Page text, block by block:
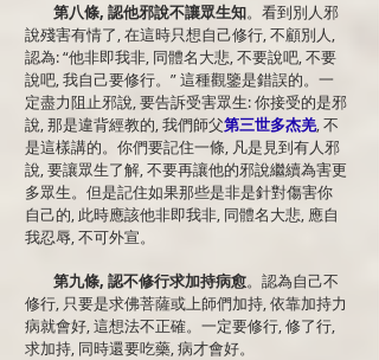
第八條, 認他邪說不讓眾生知。看到別人邪
說殘害有情了, 在這時只想自己修行, 不顧別人,
認為: “他非即我非, 同體名大悲, 不要說吧, 不要
說吧, 我自己要修行。” 這種觀鑒是錯誤的。一
定盡力阻止邪說, 要告訴受害眾生: 你接受的是邪
說, 那是違背經教的, 我們師父第三世多杰羌, 不
是這樣講的。你們要記住一條, 凡是見到有人邪
說, 要讓眾生了解, 不要再讓他的邪說繼續為害更
多眾生。但是記住如果那些是非是針對傷害你
自己的, 此時應該他非即我非, 同體名大悲, 應自
我忍辱, 不可外宣。
第九條, 認不修行求加持病愈。認為自己不
修行, 只要是求佛菩薩或上師們加持, 依靠加持力
病就會好, 這想法不正確。一定要修行, 修了行,
求加持, 同時還要吃藥, 病才會好。